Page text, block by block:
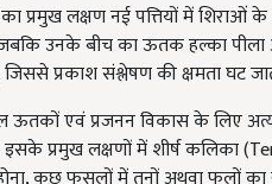
प्रमुख लक्षण नई पत्तियों में शिराओं
जबकि उनके बीच का ऊतक हल्का
प्रकाश संश्लेषण की क्षमता घट
ऊतकों एवं प्रजनन विकास के लिए
इसके प्रमुख लक्षणों में शीर्ष कलिका